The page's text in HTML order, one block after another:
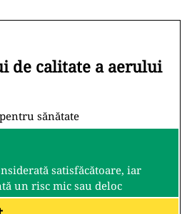
de calitate a aerului
sănătate
satisfăcătoare, iar
un risc mic sau deloc